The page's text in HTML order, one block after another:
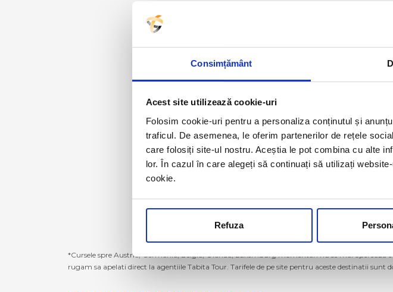
Consimțământ
Acest site utilizează cookie-uri
Folosim cookie-uri pentru a personaliza conținutul și
traficul. De asemenea, le oferim partenerilor de rețele
care folosiți site-ul nostru. Aceștia le pot combina cu alte
lor. În cazul în care alegeți să continuați să utilizați
cookie.
Refuza
*Cursele spre Austria, Germania, Belgia, Olanda, Luxemburg momentan nu se mai
rugam sa apelati direct la agentiile Tabita Tour. Tarifele de pe site pentru aceste destinatii